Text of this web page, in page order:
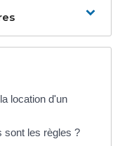
location d'un
sont les règles ?